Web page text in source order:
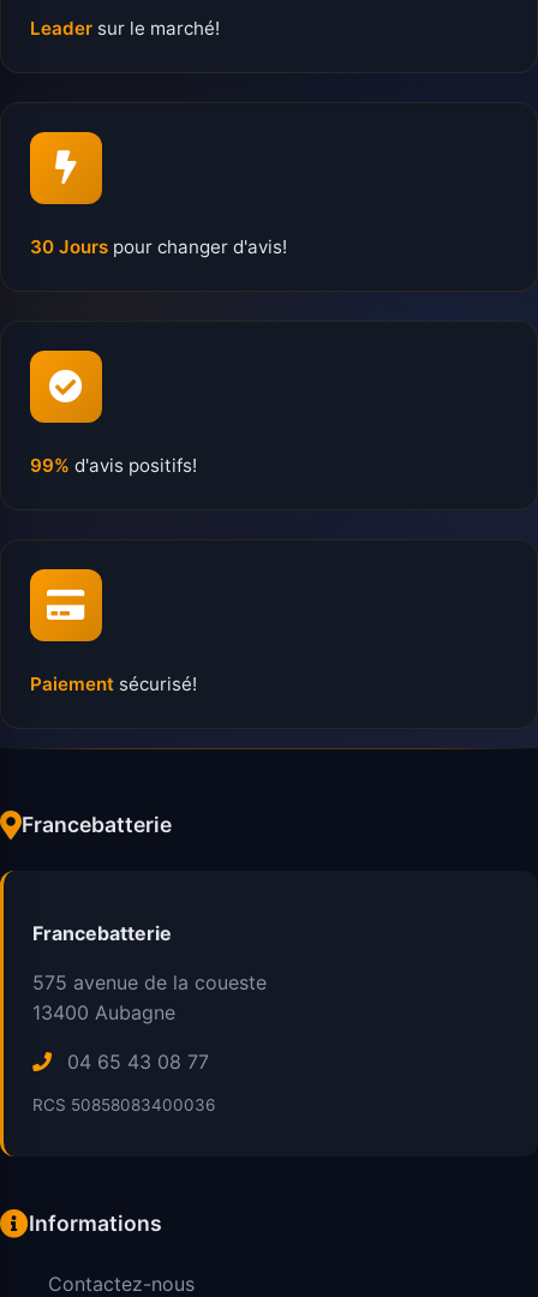
Leader sur le marché!
30 Jours pour changer d'avis!
99% d'avis positifs!
Paiement sécurisé!
Francebatterie
Francebatterie
575 avenue de la coueste
13400 Aubagne
04 65 43 08 77
RCS 50858083400036
Informations
Contactez-nous